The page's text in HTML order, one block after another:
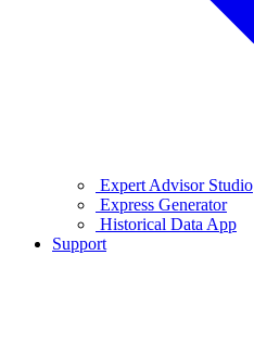
Expert Advisor Studio
Express Generator
Historical Data App
Support